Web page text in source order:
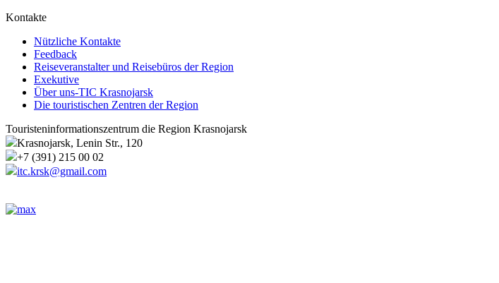
Kontakte
Nützliche Kontakte
Feedback
Reiseveranstalter und Reisebüros der Region
Exekutive
Über uns-TIC Krasnojarsk
Die touristischen Zentren der Region
Touristeninformationszentrum die Region Krasnojarsk
Krasnojarsk, Lenin Str., 120
+7 (391) 215 00 02
itc.krsk@gmail.com